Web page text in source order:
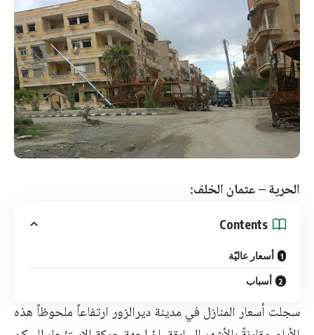
الحرية – عثمان الخلف:
Contents
أسعار عاليّة
أسباب
سجلت أسعار المنازل في مدينة ديرالزور ارتفاعاً ملحوظاً هذه